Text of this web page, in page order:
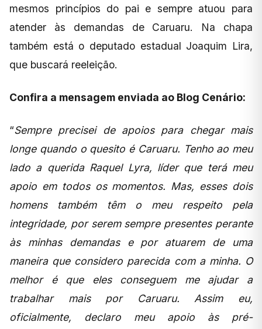
mesmos princípios do pai e sempre atuou para
atender às demandas de Caruaru. Na chapa
também está o deputado estadual Joaquim Lira,
que buscará reeleição.
Confira a mensagem enviada ao Blog Cenário:
“Sempre precisei de apoios para chegar mais
longe quando o quesito é Caruaru. Tenho ao meu
lado a querida Raquel Lyra, líder que terá meu
apoio em todos os momentos. Mas, esses dois
homens também têm o meu respeito pela
integridade, por serem sempre presentes perante
às minhas demandas e por atuarem de uma
maneira que considero parecida com a minha. O
melhor é que eles conseguem me ajudar a
trabalhar mais por Caruaru. Assim eu,
oficialmente, declaro meu apoio às pré-